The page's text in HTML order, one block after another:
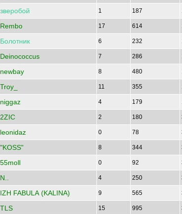
зверобой 1 187
Rembo 17 614
Болотник 6 232
Deinococcus 7 286
newbay 8 480
Troy_ 11 355
niggaz 4 179
2ZIC 2 180
leonidaz 0 78
"KOSS" 8 344
55moll 0 92
N.. 4 250
IZH FABULA (KALINA) 9 565
TLS 15 995